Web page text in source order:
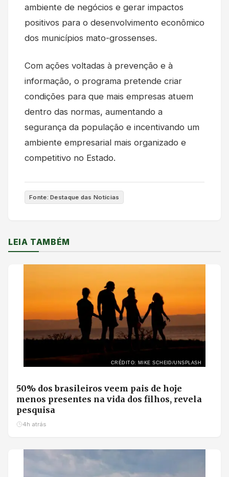
ambiente de negócios e gerar impactos
positivos para o desenvolvimento econômico
dos municípios mato-grossenses.
Com ações voltadas à prevenção e à
informação, o programa pretende criar
condições para que mais empresas atuem
dentro das normas, aumentando a
segurança da população e incentivando um
ambiente empresarial mais organizado e
competitivo no Estado.
Fonte: Destaque das Notícias
LEIA TAMBÉM
CRÉDITO: MIKE SCHEID/UNSPLASH
50% dos brasileiros veem pais de hoje
menos presentes na vida dos filhos, revela
pesquisa
4h atrás